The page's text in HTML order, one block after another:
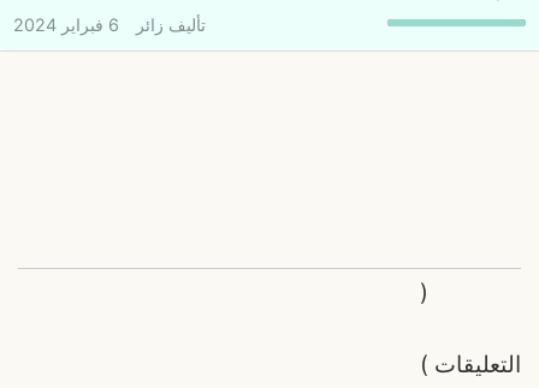
تأليف زائر 6 فبراير 2024
التعليقات
(
)